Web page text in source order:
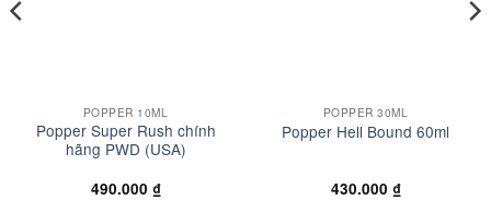
POPPER 10ML
Popper Super Rush chính
hãng PWD (USA)
490.000 ₫
POPPER 30ML
Popper Hell Bound 60ml
430.000 ₫